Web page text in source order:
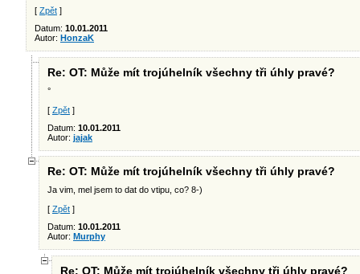
[ Zpět ]
Datum: 10.01.2011
Autor: HonzaK
Re: OT: Může mít trojúhelník všechny tři úhly pravé?
°
[ Zpět ]
Datum: 10.01.2011
Autor: jajak
Re: OT: Může mít trojúhelník všechny tři úhly pravé?
Ja vim, mel jsem to dat do vtipu, co? 8-)
[ Zpět ]
Datum: 10.01.2011
Autor: Murphy
Re: OT: Může mít trojúhelník všechny tři úhly pravé?